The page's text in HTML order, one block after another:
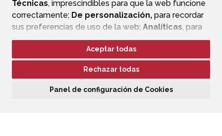
Técnicas, imprescindibles para que la web funcione
correctamente; De personalización, para recordar
sus preferencias de uso de la web; Analíticas, para
mejorar el funcionamiento de la web y sus servicios.
Si acepta pulsando el botón“Aceptar todas”
consideramos que acepta su uso. Si pulsa el botón
ninguna acción, se guardarán las cookies técnicas
Aceptar todas
Rechazar todas
Panel de configuración de Cookies